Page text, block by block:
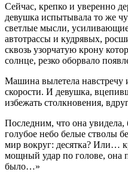
Сейчас, крепко и уверенно
девушка испытывала то же
светлые мысли,
автотрассы и кудрявых,
сквозь узорчатую крону
солнце, резко оборвало
Машина вылетела навстречу
скорости. И девушка,
избежать столкновения,
Последним, что она увидела,
голубое небо белые стволы
мир вокруг: десятка? Или…
мощный удар по голове, она
было…»